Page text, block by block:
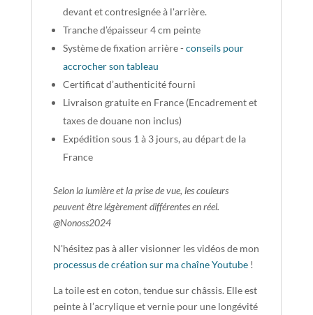
devant et contresignée à l'arrière.
Tranche d’épaisseur 4 cm peinte
Système de fixation arrière -conseils pour
accrocher son tableau
Certificat d’authenticité fourni
Livraison gratuite en France (Encadrement et
taxes de douane non inclus)
Expédition sous 1 à 3 jours, au départ de la
France
Selon la lumière et la prise de vue, les couleurs
peuvent être légèrement différentes en réel.
@Nonoss2024
N'hésitez pas à aller visionner les vidéos de mon
processus de création sur ma chaîne Youtube!
La toile est en coton, tendue sur châssis. Elle est
peinte à l’acrylique et vernie pour une longévité